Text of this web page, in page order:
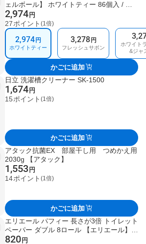
ェルボール】 ホワイトティー 86個入 / ホ
ワイトラベンダー&ジャスミン 86個入 / プ
レミアムブロッサム 89個入 / フレッシュサ
ボン 89個入
2,974 円
27ポイント (1倍)
2,974 円
ホワイトティー
3,278 円
フレッシュサボン
ホワイト
&ジャ
かごに追加
日立 洗濯槽クリーナー SK-1500
1,674 円
15ポイント (1倍)
かごに追加
アタック抗菌EX 部屋干し用 つめかえ用
2030g 【アタック】
1,553 円
14ポイント (1倍)
かごに追加
エリエール パフィー 長さが3倍 トイレット
ペーパー ダブル 8ロール 【エリエール】
トイレットペーパー
820 円